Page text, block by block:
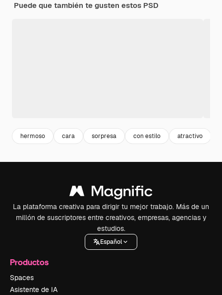
Puede que también te gusten estos PSD
hermoso cara sorpresa con estilo atractivo
La plataforma creativa para dirigir tu mejor trabajo. Más de un
millón de suscriptores entre creativos, empresas, agencias y
estudios.
Español
Productos
Spaces
Asistente de IA